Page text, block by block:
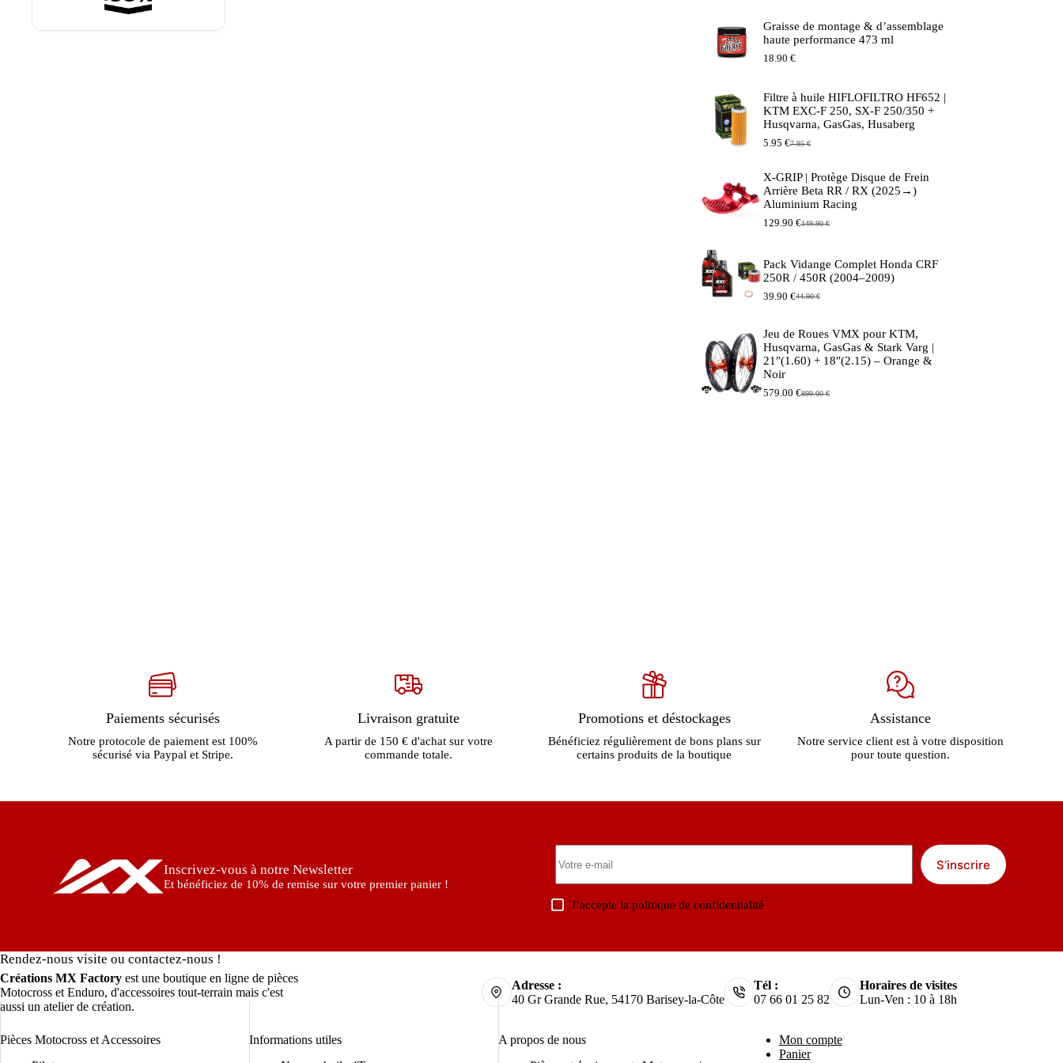
Graisse de montage & d’assemblage
haute performance 473 ml
18.90 €
Filtre à huile HIFLOFILTRO HF652 |
KTM EXC-F 250, SX-F 250/350 +
Husqvarna, GasGas, Husaberg
7.95€
Le
initial
était :
7.95 €.
5.95 €
Le
actuel
est :
5.95 €.
X-GRIP | Protège Disque de Frein
Arrière Beta RR / RX (2025→)
Aluminium Racing
149.90€
Le
était :
149.90 €.
129.90 €
Le
est :
129.90 €.
Pack Vidange Complet Honda CRF
250R / 450R (2004–2009)
44.90€
Le
était :
44.90 €.
39.90 €
Le
est :
39.90 €.
Jeu de Roues VMX pour KTM,
Husqvarna, GasGas & Stark Varg |
21″(1.60) + 18″(2.15) – Orange &
Noir
899.00€
Le
579.00 €
Le
Paiements sécurisés
Notre protocole de paiement est 100%
sécurisé via Paypal et Stripe.
Livraison gratuite
A partir de 150 € d'achat sur votre
commande totale.
Promotions et déstockages
Bénéficiez régulièrement de bons plans sur
certains produits de la boutique
Assistance
Notre service client est à votre disposition
pour toute question.
Inscrivez-vous à notre Newsletter
Et bénéficiez de 10% de remise sur votre premier panier !
S’inscrire
J’accepte lapolitique de confidentialité
Rendez-nous visite ou contactez-nous !
Créations MX Factory est une boutique en ligne de pièces
Motocross et Enduro, d'accessoires tout-terrain mais c'est
aussi un atelier de création.
Adresse :
40 Gr Grande Rue, 54170 Barisey-la-Côte
Tél :
07 66 01 25 82
Horaires de visites
Lun-Ven : 10 à 18h
Pièces Motocross et Accessoires
Informations utiles
A propos de nous
Mon compte
Panier